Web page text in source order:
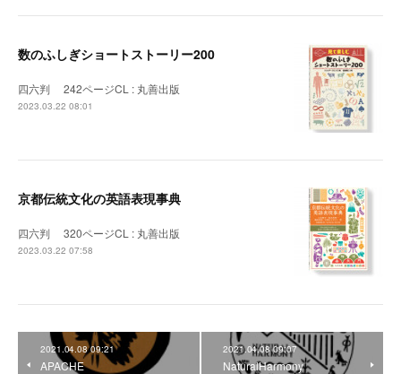
数のふしぎショートストーリー200
四六判 242ページCL : 丸善出版
2023.03.22 08:01
京都伝統文化の英語表現事典
四六判 320ページCL : 丸善出版
2023.03.22 07:58
2021.04.08 09:21
APACHE
2021.04.08 09:07
NaturalHarmony